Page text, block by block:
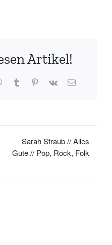
Artikel!
WhatsApp
TumblrPinterest
Vk
E-
Sarah Straub // Alles
Gute // Pop, Rock, Folk